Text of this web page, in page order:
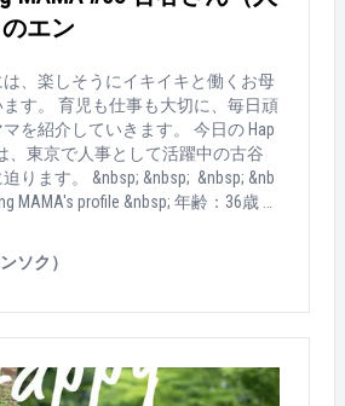
かったです。経済的にも精神的に
ていました。 それと、産休に入る
・ジャパンの仕事が好きで、一緒
素直に「戻りたい」と思っていま
&nbsp; &nbsp; Q：育児との両立
2人いるのです
んで復帰したときがつらかった。
連続で…。1人目の子は全く風邪を
ら、そのギャップが大きくて。お
をかけてしまうし、落ち込みまし
、この先はお願いしてもよいです
業務を切り分けして、全部はでき
エン
、楽しそうにイキイキと働くお母
切に、毎日頑
を紹介していきます。 今日の Hap
、東京で人事として活躍中の古谷
ります。 &nbsp; &nbsp; &nbsp; &nb
MAMA's profile &nbsp; 年齢：36歳 社
Q：今の仕事は？ 人
アについて悩まれているケースが
して決断してもらえることを大事
ソク）